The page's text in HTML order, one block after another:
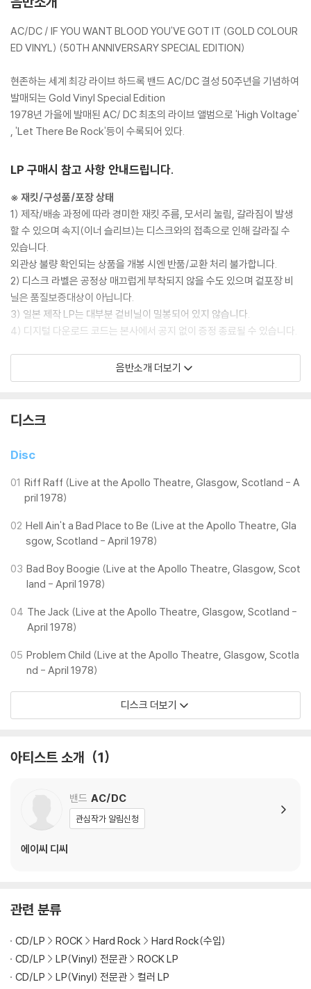
AC/DC / IF YOU WANT BLOOD YOU'VE GOT IT (GOLD COLOUR
ED VINYL) (50TH ANNIVERSARY SPECIAL EDITION)
현존하는 세계 최강 라이브 하드록 밴드 AC/DC 결성 50주년을 기념하여
발매되는 Gold Vinyl Special Edition
1978년 가을에 발매된 AC/ DC 최초의 라이브 앨범으로 'High Voltage'
, 'Let There Be Rock'등이 수록되어 있다.
LP 구매시 참고 사항 안내드립니다.
※ 재킷/구성품/포장 상태
1) 제작/배송 과정에 따라 경미한 재킷 주름, 모서리 눌림, 갈라짐이 발생
할 수 있으며 속지(이너 슬리브)는 디스크와의 접촉으로 인해 갈라질 수
있습니다.
외관상 불량 확인되는 상품을 개봉 시엔 반품/교환 처리 불가합니다.
2) 디스크 라벨은 공정상 매끄럽게 부착되지 않을 수도 있으며 겉포장 비
닐은 품질보증대상이 아닙니다.
3) 일본 제작 LP는 대부분 겉비닐이 밀봉되어 있지 않습니다.
4) 디지털 다운로드 코드는 본사에서 공지 없이 증정 종료될 수 있습니다.
1) 침압 조절 기능이 없는 턴테이블을 사용하시는 경우, (주로 올인원 형태
수 있습니다.
기기 문제로 인해 발생하는 재생 불량 현상에 대해서는 반품/교환이 불가
하니 침압 조절이 가능한 기기에서 재생하실 것을 권유 드립니다.
다. 전용 제품으로 이를 제거하면 대부분 해결됩니다.
3) 바늘에 먼지가 쌓이는 경우에도 재생이 원활하지 않을 수 있습니다.
※ 디스크 외관 불량
1) 열을 가하여 제작하는 바이닐 공정 특성상 디스크 표면이 미세하게 울
렁거리거나 휘어지는 경우가 있습니다.
재생이 불안정한 경우 스태빌라이저를 사용하시면 좀 더 안정적인 재생이
2) 재생 음역의 왜곡을 최소화 하고 반복 재생시에도 최대한 일관되게 유
지되도록 디스크 센터 홀 구경이 작게 제작되는 경우가 있습니다. 턴테이
블 스핀들에 맞지 않는 경우에는 전용 제품 등을 이용하여 센터 홀을 조정
하시면 해결됩니다.
가 있으며, 이는 상품의 불량이 아닙니다. 단, 재생에 이상이 있는 경우에는
불량으로 인한 반품/교환이 가능합니다
※ 컬러 디스크
아래에 해당하는 경우는 불량이 아니므로 개봉 후 반품/교환이 불가합니
1) 컬러 디스크는 웹 이미지와 실제 색상이 차이가 날 수 있습니다.
2) 컬러 디스크의 특성상 제작 공정시 앨범마다 색상 차이가 나는 경우도
있습니다.
3) 컬러 디스크는 제작 과정에서 다른 색상 염료가 섞여 얼룩과 번짐, 반점
1) 불량으로 인한 반품/교환 요청 시에는 불량 확인을 위해 개봉 시의 동영
다.
관련 사진과 동영상 및 재생 기기 모델명을 첨부하여 첨부하여 고객센터에
문의 바랍니다.
음반소개 더보기
디스크
Disc
01 Riff Raff (Live at the Apollo Theatre, Glasgow, Scotland - A
pril 1978)
02 Hell Ain't a Bad Place to Be (Live at the Apollo Theatre, Gla
sgow, Scotland - April 1978)
03 Bad Boy Boogie (Live at the Apollo Theatre, Glasgow, Scot
land - April 1978)
04 The Jack (Live at the Apollo Theatre, Glasgow, Scotland -
April 1978)
05 Problem Child (Live at the Apollo Theatre, Glasgow, Scotla
nd - April 1978)
디스크 더보기
아티스트 소개 1
밴드 AC/DC
관심작가 알림신청
에이씨 디씨
관련 분류
CD/LP ROCK Hard Rock
Hard Rock(수입)
CD/LP
LP(Vinyl) 전문관
ROCK LP
CD/LP
LP(Vinyl) 전문관 컬러 LP